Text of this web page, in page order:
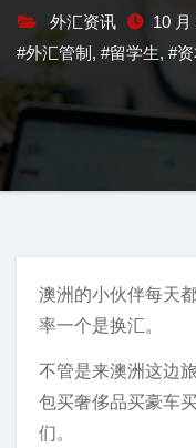
外汇资讯 10 月
#外汇管制 , #留学生, #
澳洲的小伙伴每天
率一个是换汇。
不管是来澳洲这边
包买奢侈品买豪车
们。